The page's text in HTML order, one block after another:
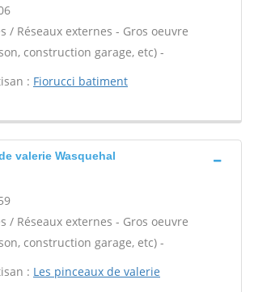
/ Réseaux externes - Gros oeuvre
construction garage, etc) -
: Fiorucci batiment
valerie Wasquehal
/ Réseaux externes - Gros oeuvre
construction garage, etc) -
: Les pinceaux de valerie